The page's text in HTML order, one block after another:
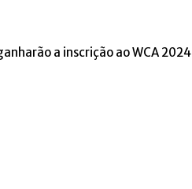
a inscrição ao WCA 2024